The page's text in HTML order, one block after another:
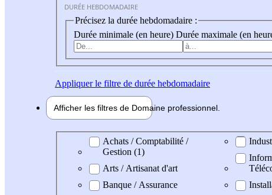
DURÉE HEBDOMADAIRE
Précisez la durée hebdomadaire :
Durée minimale (en heure) Durée maximale (en
Appliquerle filtre de durée hebdomadaire
Afficher les filtres de Domaine professionnel
Domaine professionel
Achats / Comptabilité /
Gestion (1)
Arts / Artisanat d'art
Banque / Assurance